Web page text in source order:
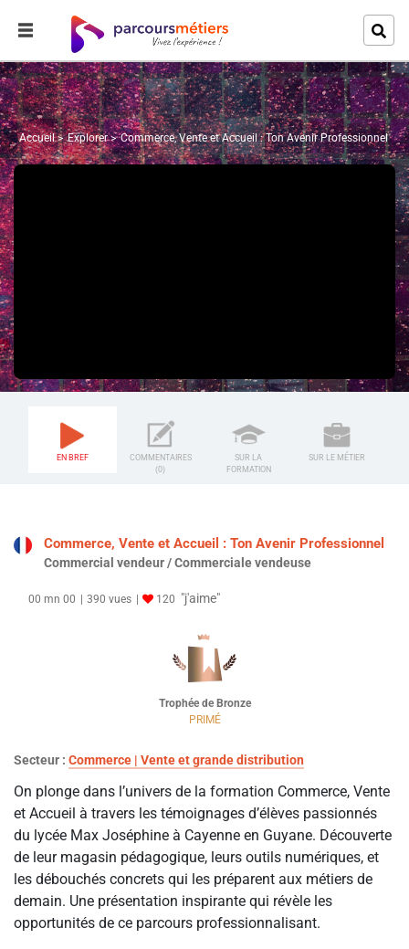
Accueil Explorer Commerce, Vente et Accueil : Ton Avenir Professionnel
EN BREF
COMMENTAIRES
(0)
SUR LA
FORMATION
SUR LE MÉTIER
Commerce, Vente et Accueil : Ton Avenir Professionnel
Commercial vendeur / Commerciale vendeuse
00 mn 00 390 vues 120 "j'aime"
Trophée de Bronze
PRIMÉ
Secteur : Commerce | Vente et grande distribution
On plonge dans l’univers de la formation Commerce, Vente
et Accueil à travers les témoignages d’élèves passionnés
du lycée Max Joséphine à Cayenne en Guyane. Découverte
de leur magasin pédagogique, leurs outils numériques, et
les débouchés concrets qui les préparent aux métiers de
demain. Une présentation inspirante qui révèle les
opportunités de ce parcours professionnalisant.